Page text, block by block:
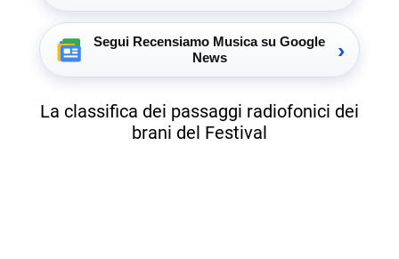
Segui Recensiamo Musica su Google
News
›
La classifica dei passaggi radiofonici dei
brani del Festival